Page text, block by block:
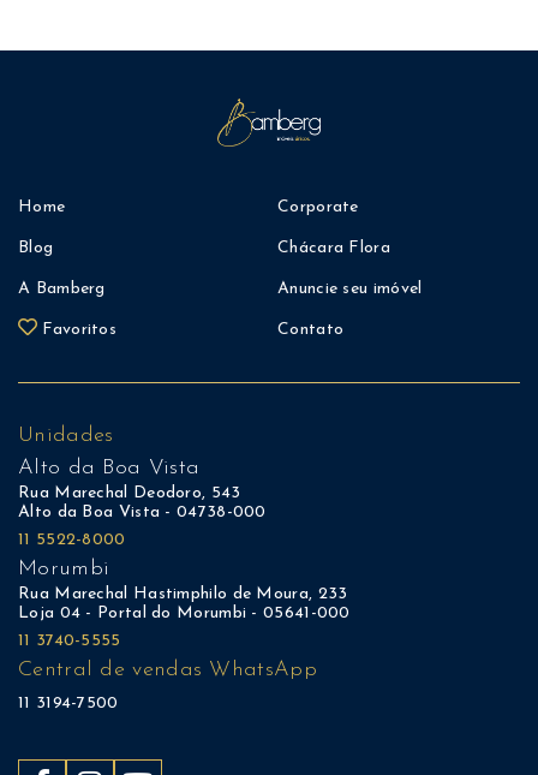
Home
Blog
A Bamberg
Favoritos
Corporate
Chácara Flora
Anuncie seu imóvel
Contato
Unidades
Alto da Boa Vista
Rua Marechal Deodoro, 543
Alto da Boa Vista - 04738-000
11 5522-8000
Morumbi
Rua Marechal Hastimphilo de Moura, 233
Loja 04 - Portal do Morumbi - 05641-000
11 3740-5555
Central de vendas WhatsApp
11 3194-7500